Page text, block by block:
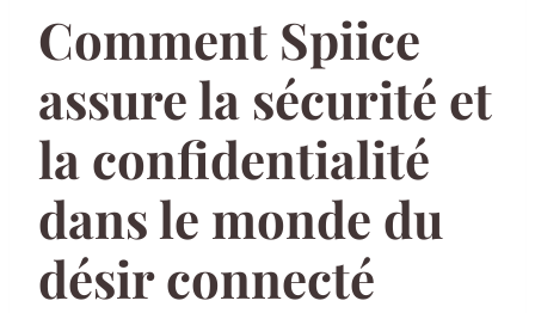
Comment Spiice
assure la sécurité et
la confidentialité
dans le monde du
désir connecté